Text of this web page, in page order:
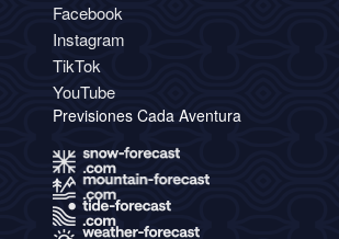
Facebook
Instagram
TikTok
YouTube
Previsiones Cada Aventura